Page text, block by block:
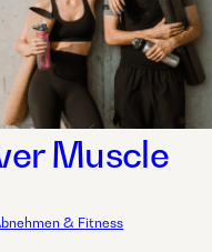
Muscle
& Fitness